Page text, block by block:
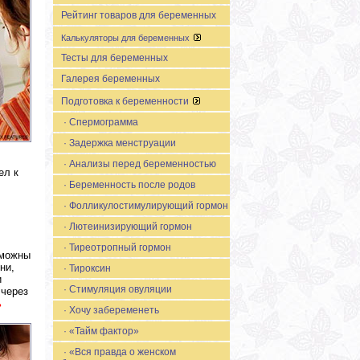
к
Рейтинг товаров для беременных
Калькуляторы для беременных
Тесты для беременных
Галерея беременных
Подготовка к беременности
· Спермограмма
· Задержка менструации
· Анализы перед беременностью
· Беременность после родов
· Фолликулостимулирующий гормон
· Лютеинизирующий гормон
· Тиреотропный гормон
· Тироксин
· Стимуляция овуляции
· Хочу забеременеть
· «Тайм фактор»
· «Вся правда о женском